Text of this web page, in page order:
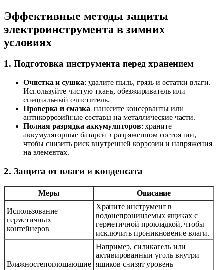
Эффективные методы защиты
электроинструмента в зимних
условиях
1. Подготовка инструмента перед хранением
Очистка и сушка: удалите пыль, грязь и остатки влаги.
Используйте чистую ткань, обезжириватель или
специальный очиститель.
Проверка и смазка: нанесите консерванты или
антикоррозийные составы на металлические части.
Полная разрядка аккумуляторов: храните
аккумуляторные батареи в разряженном состоянии,
чтобы снизить риск внутренней коррозии и напряжения
на элементах.
2. Защита от влаги и конденсата
Меры Описание
Использование
герметичных
контейнеров
Храните инструмент в
водонепроницаемых ящиках с
герметичной прокладкой, чтобы
исключить проникновение влаги.
Влажностепоглощаюшие
Например, силикагель или
активированный уголь внутри
ящиков снизят уровень